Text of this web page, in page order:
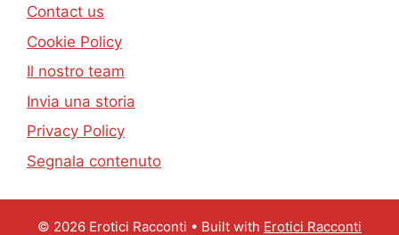
Contact us
Cookie Policy
Il nostro team
Invia una storia
Privacy Policy
Segnala contenuto
© 2026 Erotici Racconti • Built with Erotici Racconti